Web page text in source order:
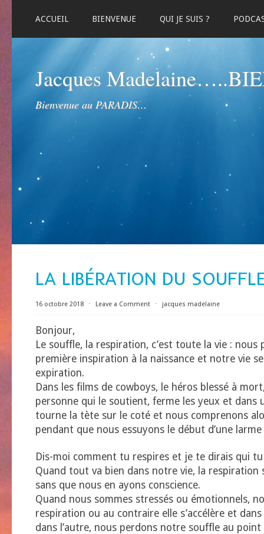
ACCUEIL BIENVENUE QUI JE SUIS ?
Jacques
Bienvenue au PARADIS…
LA LIBÉRATION DU
16 octobre 2018 ⋅ Leave a Comment ⋅ jacques madelaine
Bonjour,
Le souffle, la respiration, c’est toute la vie : nous
première inspiration à la naissance et notre vie
expiration.
Dans les films de cowboys, le héros blessé à
personne qui le soutient, ferme les yeux et dans
tourne la tète sur le coté et nous comprenons
pendant que nous essuyons le début d’une larme
Dis-moi comment tu respires et je te dirais qui tu
Quand tout va bien dans notre vie, la respiration
sans que nous en ayons conscience.
Quand nous sommes stressés ou émotionnels,
respiration ou au contraire elle s’accélère et
dans l’autre, nous perdons notre souffle au